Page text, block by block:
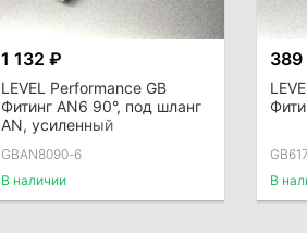
1 132 ₽
LEVEL Performance GB
Фитинг AN6 90°, под шланг
AN, усиленный
GBAN8090-6
В наличии
389
В